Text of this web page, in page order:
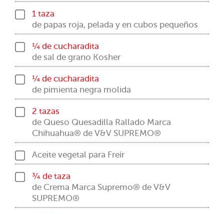
1 taza
de papas roja, pelada y en cubos pequeños
¼ de cucharadita
de sal de grano Kosher
¼ de cucharadita
de pimienta negra molida
2 tazas
de Queso Quesadilla Rallado Marca
Chihuahua® de V&V SUPREMO®
Aceite vegetal para Freír
¾ de taza
de Crema Marca Supremo® de V&V
SUPREMO®